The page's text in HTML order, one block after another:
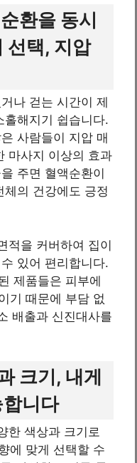
환을 동시
선택, 지압
나 걷는 시간이 제
해지기 쉽습니다.
사람들이 지압 매
마사지 이상의 효과
주면 혈액순환이
의 건강에도 긍정
적을 커버하여 집이
있어 편리합니다.
제품들은 피부에
기 때문에 부담 없
배출과 신진대사를
크기, 내게
니다
한 색상과 크기로
에 맞게 선택할 수